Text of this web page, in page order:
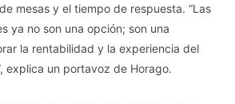
mesas y el tiempo de respuesta. “Las
ya no son una opción; son una
la rentabilidad y la experiencia del
explica un portavoz de Horago.